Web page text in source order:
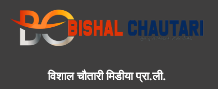
विशाल चौतारी मिडीया प्रा.ली.